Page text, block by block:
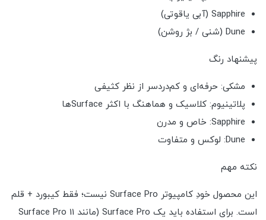
Sapphire (آبی یاقوتی)
Dune (شنی / بژ روشن)
پیشنهاد رنگ
مشکی: حرفه‌ای و کم‌دردسر از نظر کثیفی
پلاتینیوم: کلاسیک و هماهنگ با اکثر Surfaceها
Sapphire: خاص و مدرن
Dune: لوکس و متفاوت
نکته مهم
این محصول خودِ کامپیوتر Surface Pro نیست؛ فقط کیبورد + قلم
است. برای استفاده باید یک Surface Pro (مانند Surface Pro 11